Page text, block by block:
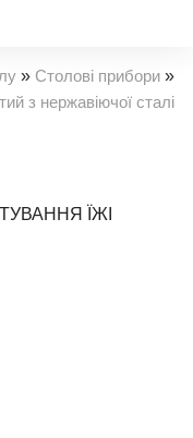
» Столові прибори »
з нержавіючої сталі
ЇЖІ